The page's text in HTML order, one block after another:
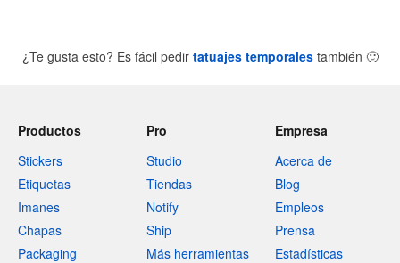
¿Te gusta esto? Es fácil pedir tatuajes temporalestambién 🙂
Productos
Stickers
Etiquetas
Imanes
Chapas
Packaging
Pro
Studio
Tiendas
Notify
Ship
Más herramientas
Empresa
Acerca de
Blog
Empleos
Prensa
Estadísticas